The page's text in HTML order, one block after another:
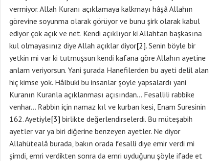
vermiyor. Allah Kuranı açıklamaya kalkmayı hâşâ Allahın
görevine soyunma olarak görüyor ve bunu şirk olarak kabul
ediyor çok açık ve net. Kendi açıklıyor ki Allahtan başkasına
kul olmayasınız diye Allah açıklar diyor[2]. Senin böyle bir
yetkin mi var ki tutmuşsun kendi kafana göre Allahın ayetine
anlam veriyorsun. Yani şurada Hanefilerden bu ayeti delil alan
hiç kimse yok. Hâlbuki bu insanlar şöyle yapsalardı yani
Kuranın Kuranla açıklanması açısından… Fesallili rabbike
venhar… Rabbin için namaz kıl ve kurban kesi, Enam Suresinin
162. Ayetiyle[3] birlikte değerlendirselerdi. Bu müteşabih
ayetler var ya biri diğerine benzeyen ayetler. Ne diyor
Allahütealâ burada, bakın orada fesalli diye emir verdi mi
şimdi, emri verdikten sonra da emri uyduğunu şöyle ifade et